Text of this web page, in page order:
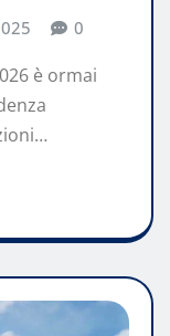
0
è ormai